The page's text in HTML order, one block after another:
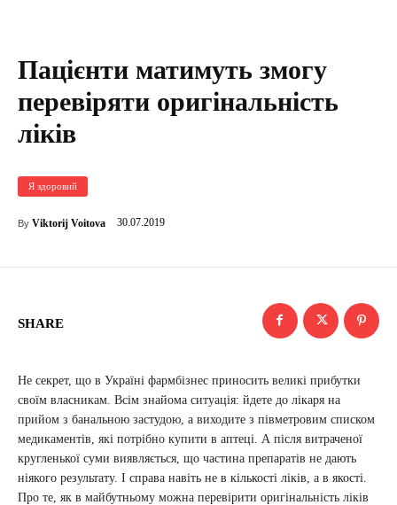
Пацієнти матимуть змогу
перевіряти оригінальність
ліків
Я здоровий
By Viktorij Voitova 30.07.2019
SHARE
Не секрет, що в Україні фармбізнес приносить великі прибутки
своїм власникам. Всім знайома ситуація: йдете до лікаря на
прийом з банальною застудою, а виходите з півметровим списком
медикаментів, які потрібно купити в аптеці. А після витраченої
кругленької суми виявляється, що частина препаратів не дають
ніякого результату. І справа навіть не в кількості ліків, а в якості.
Про те, як в майбутньому можна перевірити оригінальність ліків